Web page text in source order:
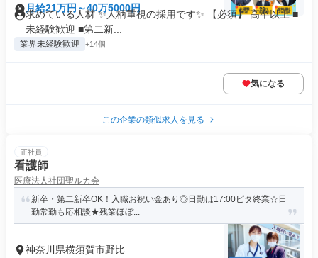
月給21万円～40万5000円
求めている人材 ✨人柄重視の採用です✨ 【必須】 高卒以上 ■
未経験歓迎 ■第二新...
業界未経験歓迎 +14個
気になる
この企業の類似求人を見る
正社員
看護師
医療法人社団聖ルカ会
新卒・第二新卒OK！入職お祝い金あり◎日勤は17:00ピタ終業☆日
勤常勤も応相談★残業ほぼ...
神奈川県横須賀市野比